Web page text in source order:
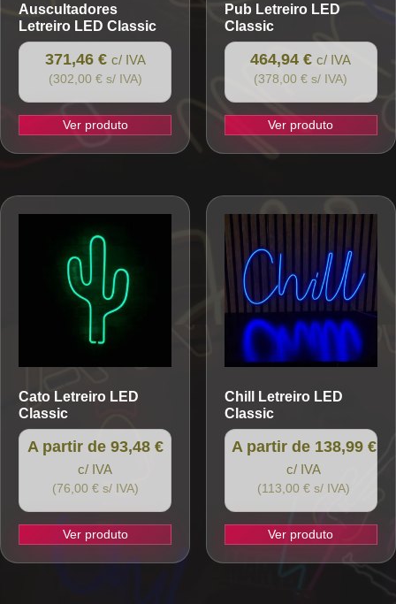
Auscultadores
Letreiro LED Classic
371,46 € c/ IVA
(302,00 € s/ IVA)
Ver produto
Pub Letreiro LED
Classic
464,94 € c/ IVA
(378,00 € s/ IVA)
Ver produto
Cato Letreiro LED
Classic
A partir de 93,48 €
c/ IVA
(76,00 € s/ IVA)
Ver produto
Chill
Letreiro LED
Classic
A partir de 138,99 €
c/ IVA
(113,00 € s/ IVA)
Ver produto